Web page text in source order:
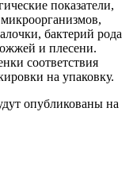
показатели,
бактерий рода
и плесени.
соответствия
на упаковку.
опубликованы на